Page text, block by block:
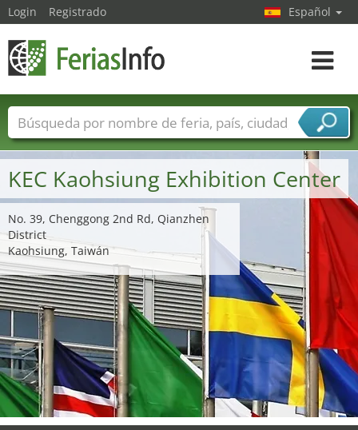
KEC Kaohsiung Exhibition Center
No. 39, Chenggong 2nd Rd, Qianzhen
District
Kaohsiung, Taiwán
Login Registrado Español
toggle
Nombres de ferias Países
Ciudades
Sectores de ferias
Sectores de proveedor de servicios